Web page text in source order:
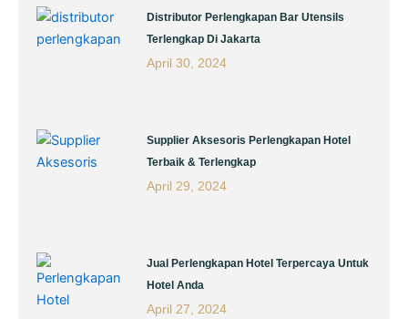
Distributor Perlengkapan Bar Utensils
Terlengkap Di Jakarta
April 30, 2024
Supplier Aksesoris Perlengkapan Hotel
Terbaik & Terlengkap
April 29, 2024
Jual Perlengkapan Hotel Terpercaya Untuk
Hotel Anda
April 27, 2024